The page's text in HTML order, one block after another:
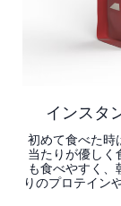
インスタ
初めて食べた時
当たりが優しく
も食べやすく、
りのプロテイン